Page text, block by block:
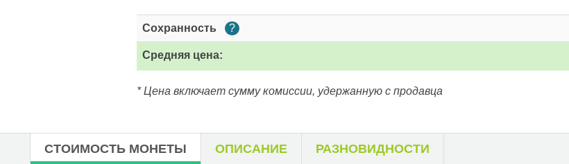
Сохранность ?
Средняя цена:
* Цена включает сумму комиссии, удержанную с продавца
СТОИМОСТЬ МОНЕТЫ ОПИСАНИЕ РАЗНОВИДНОСТИ